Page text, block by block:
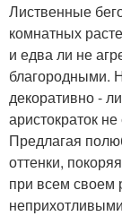
Лиственные
комнатных
и едва ли не
благородными.
декоративно -
аристократок
Предлагая
оттенки,
при всем своем